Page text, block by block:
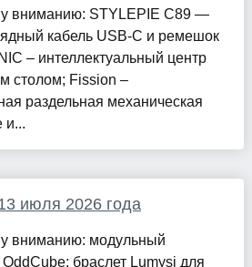
вниманию: STYLEPIE C89 —
кабель USB-C и ремешок
– интеллектуальный центр
столом; Fission –
раздельная механическая
и...
июля 2026 года
вниманию: модульный
OddCube; браслет Lumysi для